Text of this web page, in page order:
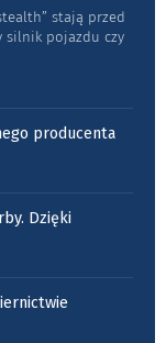
stają przed
silnik pojazdu czy
producenta
Dzięki